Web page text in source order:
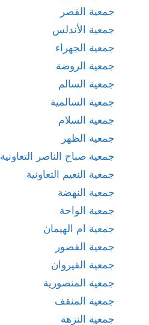
جمعية القصر
جمعية الأندلس
جمعية الجهراء
جمعية الروضة
جمعية السالم
جمعية السالمية
جمعية السلام
جمعية الظهر
جمعية صباح الناصر التعاونية
جمعية النعيم التعاونية
جمعية النهضة
جمعية الواحة
جمعية ام الهيمان
جمعية القصور
جمعية القيروان
جمعية المنصورية
جمعية المنقف
جمعية النزهة